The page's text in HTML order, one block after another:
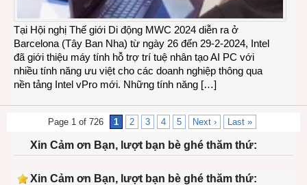
Tại Hội nghị Thế giới Di động MWC 2024 diễn ra ở
Barcelona (Tây Ban Nha) từ ngày 26 đến 29-2-2024, Intel
đã giới thiệu máy tính hỗ trợ trí tuệ nhân tạo AI PC với
nhiều tính năng ưu việt cho các doanh nghiệp thông qua
nền tảng Intel vPro mới. Những tính năng […]
Page 1 of 726 1 2 3 4 5 Next › Last »
Xin Cảm ơn Bạn, lượt bạn bè ghé thăm thứ:
Xin Cảm ơn Bạn, lượt bạn bè ghé thăm thứ: